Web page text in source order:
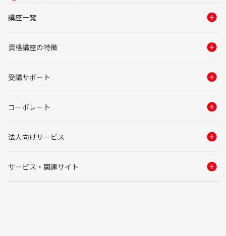
講座一覧
資格講座の特徴
受講サポート
コーポレート
法人向けサービス
サービス・関連サイト